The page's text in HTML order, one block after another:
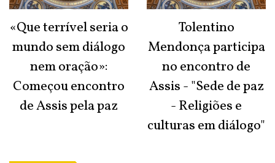
«Que terrível seria o
mundo sem diálogo
nem oração»:
Começou encontro
de Assis pela paz
Tolentino
Mendonça participa
no encontro de
Assis - "Sede de paz
- Religiões e
culturas em diálogo"